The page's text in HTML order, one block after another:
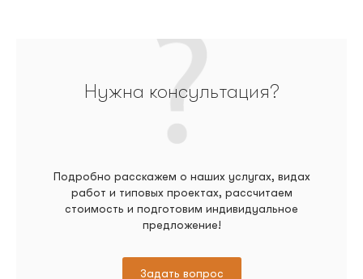
Нужна консультация?
Подробно расскажем о наших услугах, видах
работ и типовых проектах, рассчитаем
стоимость и подготовим индивидуальное
предложение!
Задать вопрос